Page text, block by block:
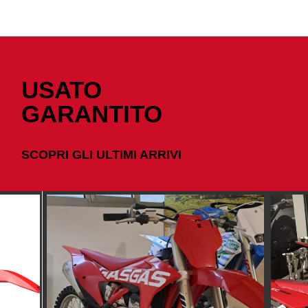
USATO
GARANTITO
SCOPRI GLI ULTIMI ARRIVI